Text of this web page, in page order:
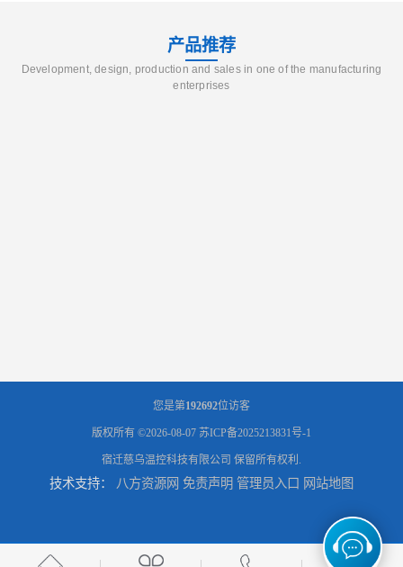
产品推荐
Development, design, production and sales in one of the manufacturing
enterprises
您是第192692位访客
版权所有 ©2026-08-07 苏ICP备2025213831号-1
宿迁慈乌温控科技有限公司 保留所有权利.
技术支持： 八方资源网 免责声明 管理员入口 网站地图